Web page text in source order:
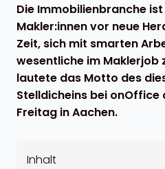
Die Immobilienbranche
Makler:innen vor neue
Zeit, sich mit smarten
wesentliche im Maklerjob
lautete das Motto des
Stelldicheins bei
Freitag in Aachen.
Inhalt